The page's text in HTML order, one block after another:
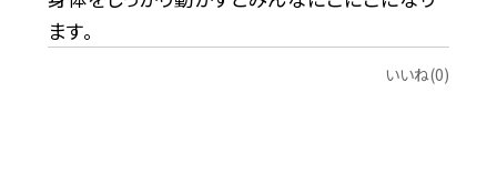
ます。
いいね(0)